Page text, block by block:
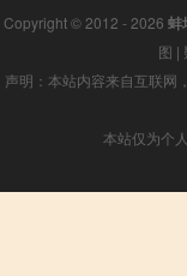
Copyright © 2012 - 2026 蚌
图 |
声明：本站内容来自互联网
本站仅为个